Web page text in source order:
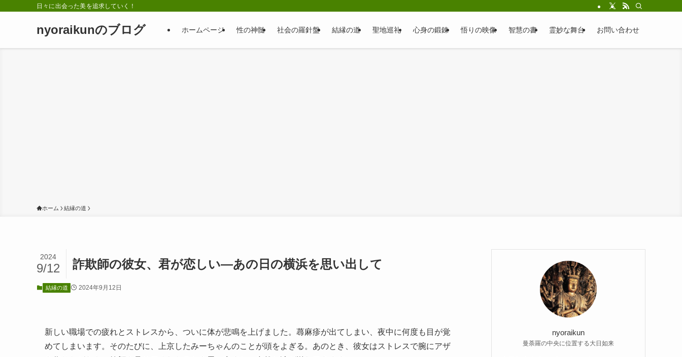
日々に出会った美を追求していく！
nyoraikunのブログ ホームページ 性の神髄 社会の羅針盤 結縁の道 聖地巡礼 心身の鍛錬 悟りの映像 智慧の書 霊妙な舞台 お問い合わせ
ホーム 結縁の道
詐欺師の彼女、君が恋しい—あの日の横浜を思い出して
2024
9/12
結縁の道 2024年9月12日
新しい職場での疲れとストレスから、ついに体が悲鳴を上げました。蕁麻疹が出てしまい、夜中に何度も目が覚
めてしまいます。そのたびに、上京したみーちゃんのことが頭をよぎる。あのとき、彼女はストレスで腕にアザ
nyoraikun
曼荼羅の中央に位置する大日如来